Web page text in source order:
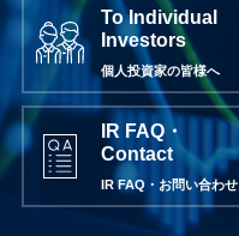
To Individual
Investors
個人投資家の皆様へ
IR FAQ・
Contact
IR FAQ・お問い合わせ